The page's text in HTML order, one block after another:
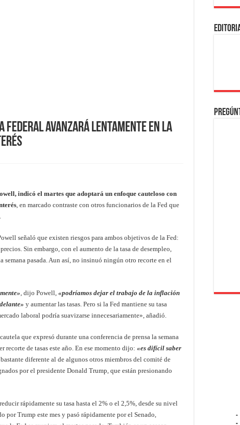
Federal Avanzará Lentamente en la
indicó el martes que adoptará un enfoque cauteloso con
, en marcado contraste con otros funcionarios de la Fed que
señaló que existen riesgos para ambos objetivos de la Fed:
Sin embargo, con el aumento de la tasa de desempleo,
semana pasada. Aun así, no insinuó ningún otro recorte en el
, dijo Powell, «podríamos dejar el trabajo de la inflación
y aumentar las tasas. Pero si la Fed mantiene su tasa
laboral podría suavizarse innecesariamente», añadió.
que expresó durante una conferencia de prensa la semana
recorte de tasas este año. En ese momento dijo: «es difícil saber
diferente al de algunos otros miembros del comité de
por el presidente Donald Trump, que están presionando
rápidamente su tasa hasta el 2% o el 2,5%, desde su nivel
Trump este mes y pasó rápidamente por el Senado,
-
-